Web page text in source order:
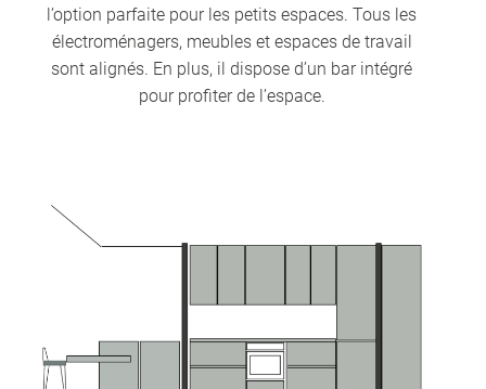
l’option parfaite pour les petits espaces. Tous les
électroménagers, meubles et espaces de travail
sont alignés. En plus, il dispose d’un bar intégré
pour profiter de l’espace.